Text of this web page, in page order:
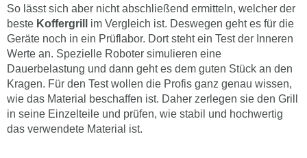
So lässt sich aber nicht abschließend ermitteln, welcher der
beste Koffergrill
im Vergleich ist. Deswegen geht es für die
Geräte noch in ein Prüflabor. Dort steht ein Test der Inneren
Werte an. Spezielle Roboter simulieren eine
Dauerbelastung und dann geht es dem guten Stück an den
Kragen. Für den Test wollen die Profis ganz genau wissen,
wie das Material beschaffen ist. Daher zerlegen sie den Grill
in seine Einzelteile und prüfen, wie stabil und hochwertig
das verwendete Material ist.